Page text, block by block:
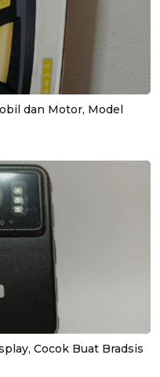
dan Motor, Model
Cocok Buat Bradsis